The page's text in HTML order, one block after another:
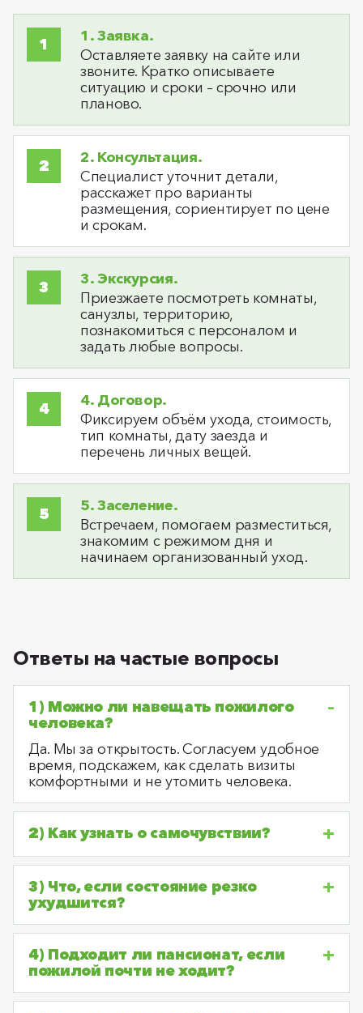
1. Заявка.
Оставляете заявку на сайте или
звоните. Кратко описываете
ситуацию и сроки – срочно или
планово.
2. Консультация.
Специалист уточнит детали,
расскажет про варианты
размещения, сориентирует по цене
и срокам.
3. Экскурсия.
Приезжаете посмотреть комнаты,
санузлы, территорию,
познакомиться с персоналом и
задать любые вопросы.
4. Договор.
Фиксируем объём ухода, стоимость,
тип комнаты, дату заезда и
перечень личных вещей.
5. Заселение.
Встречаем, помогаем разместиться,
знакомим с режимом дня и
начинаем организованный уход.
Ответы на частые вопросы
1) Можно ли навещать пожилого
человека?
Да. Мы за открытость. Согласуем удобное
время, подскажем, как сделать визиты
комфортными и не утомить человека.
2) Как узнать о самочувствии?
3) Что, если состояние резко
ухудшится?
4) Подходит ли пансионат, если
пожилой почти не ходит?